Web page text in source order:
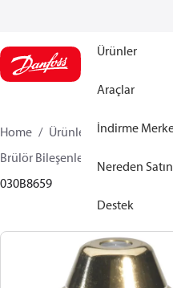
Ürünler
Araçlar
İndirme
Nereden
Destek
Home Ürünler
Brülör Bileşenleri
030B8659